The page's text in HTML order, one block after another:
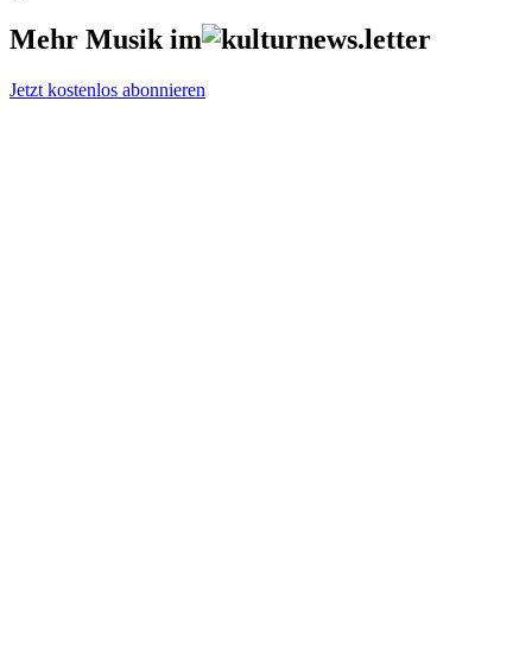
Mehr Musik im
Jetzt kostenlos abonnieren